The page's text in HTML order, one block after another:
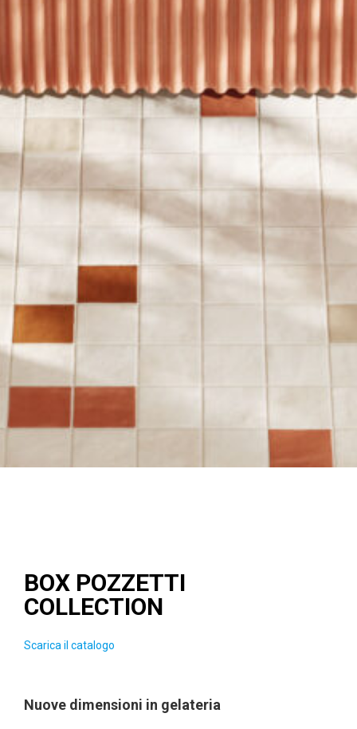
BOX POZZETTI
COLLECTION
Scarica il catalogo
Nuove dimensioni in gelateria